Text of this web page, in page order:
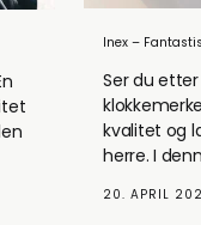
Inex –
Ser du etter
kvalitet og
herre. I
20. APRIL